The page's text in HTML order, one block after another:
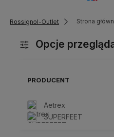
Rossignol-Outlet Strona
Opcje
PRODUCENT
Aetrex
SUPERFEET